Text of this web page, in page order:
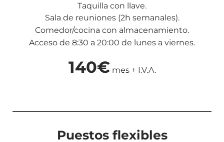
Taquilla con llave.
Sala de reuniones (2h semanales).
Comedor/cocina con almacenamiento.
Acceso de 8:30 a 20:00 de lunes a viernes.
140€mes + I.V.A.
Puestos flexibles